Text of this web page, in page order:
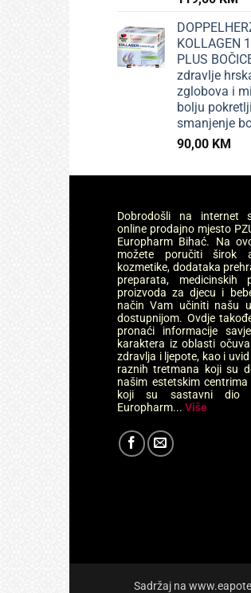
KOLLAGEN
PLUS
zdravlje
zglobova i
bolju
smanjenje
90,00 KM
Dobrodošli na internet
online prodajno mjesto
Europharm Bihać. Na
možete poručiti širok
kozmetike, dodataka
preparata, medicinskih
proizvoda za djecu i
način Vam učiniti našu
dostupnijom. Ovdje
pronaći informacije
karaktera iz oblasti
zdravlja i ljepote, kao i
raznih tretmana koji su
našim estetskim centrima
koji su sastavni dio
Europharm... Više
Sadržaj na